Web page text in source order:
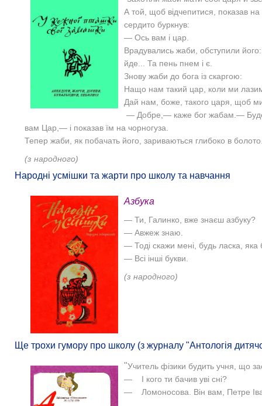
А той, щоб відчепитися, показав
сердито буркнув:
— Ось вам і цар.
Врадувались жаби, обступили
йде... Та пень пнем і є.
Знову жаби до бога із скаргою:
Нащо нам такий цар, коли ми
Дай нам, боже, такого царя, щоб
— Добре,— каже бог жабам.—
вам Цар,— і показав їм на чорногуза.
Тепер жаби, як побачать його, зариваються глибоко в
(з народного)
Народні усмішки та жарти про школу та навчання
Азбука
— Ти, Галинко, вже знаєш азбуку?
— Авжеж знаю.
— Тоді скажи мені, будь ласка, яка
— Всі інші букви.
(з народного)
Ще трохи гумору про школу (з журналу "Антологія
"Учитель фізики будить учня, що
— І кого ти бачив уві сні?
— Ломоносова. Він вам, Петре